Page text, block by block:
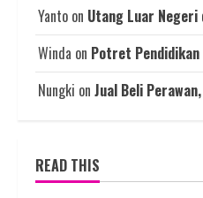
Yanto on Utang Luar Negeri
Winda on Potret
Nungki on Jual Beli
READ THIS